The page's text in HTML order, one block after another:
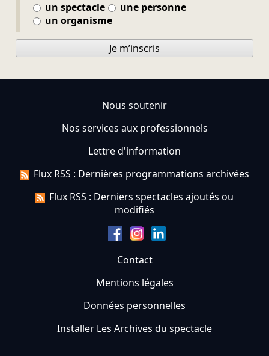
un spectacle
une personne
un organisme
Je m’inscris
Nous soutenir
Nos services aux professionnels
Lettre d'information
Flux RSS : Dernières programmations archivées
Flux RSS : Derniers spectacles ajoutés ou
modifiés
Contact
Mentions légales
Données personnelles
Installer Les Archives du spectacle